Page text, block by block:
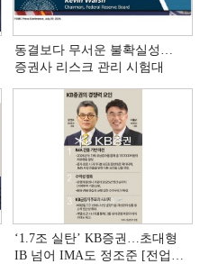
동결보다 무서운 불확실성…
증권사 리스크 관리 시험대
‘1.7조 실탄’ KB증권…초대형
IB 넘어 IMA도 정조준 [전업계